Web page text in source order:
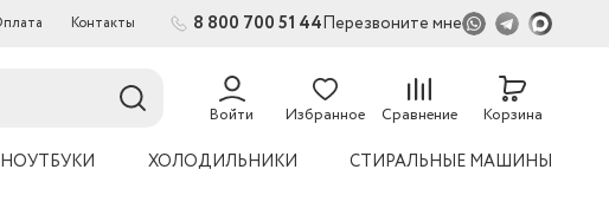
Контакты 8 800 700 51 44Перезвоните мне
Войти Избранное Сравнение
54
Корзина
НОУТБУКИ ХОЛОДИЛЬНИКИ СТИРАЛЬНЫЕ МАШИНЫ